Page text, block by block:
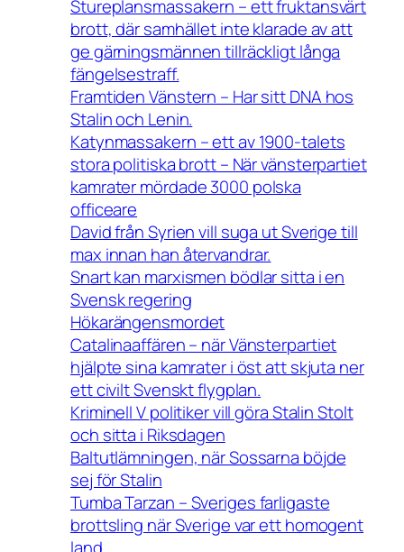
Stureplansmassakern – ett fruktansvärt
brott, där samhället inte klarade av att
ge gärningsmännen tillräckligt långa
fängelsestraff.
Framtiden Vänstern – Har sitt DNA hos
Stalin och Lenin.
Katynmassakern – ett av 1900-talets
stora politiska brott – När vänsterpartiet
kamrater mördade 3000 polska
officeare
David från Syrien vill suga ut Sverige till
max innan han återvandrar.
Snart kan marxismen bödlar sitta i en
Svensk regering
Hökarängensmordet
Catalinaaffären – när Vänsterpartiet
hjälpte sina kamrater i öst att skjuta ner
ett civilt Svenskt flygplan.
Kriminell V politiker vill göra Stalin Stolt
och sitta i Riksdagen
Baltutlämningen, när Sossarna böjde
sej för Stalin
Tumba Tarzan – Sveriges farligaste
brottsling när Sverige var ett homogent